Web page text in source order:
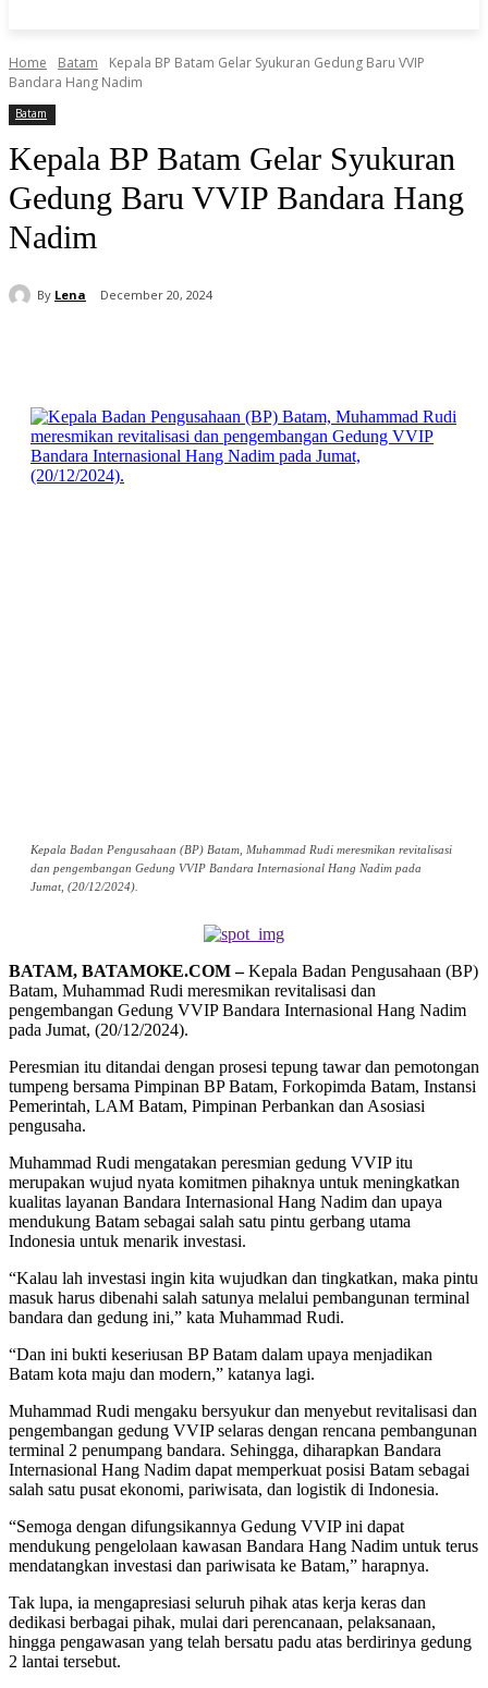
Home Batam
Kepala BP Batam Gelar Syukuran Gedung Baru VVIP
Bandara Hang Nadim
Batam
Kepala BP Batam Gelar Syukuran
Gedung Baru VVIP Bandara Hang
Nadim
By Lena December 20, 2024
Kepala Badan Pengusahaan (BP) Batam, Muhammad Rudi meresmikan revitalisasi
dan pengembangan Gedung VVIP Bandara Internasional Hang Nadim pada
Jumat, (20/12/2024).
BATAM, BATAMOKE.COM –Kepala Badan Pengusahaan (BP)
Batam, Muhammad Rudi meresmikan revitalisasi dan
pengembangan Gedung VVIP Bandara Internasional Hang Nadim
pada Jumat, (20/12/2024).
Peresmian itu ditandai dengan prosesi tepung tawar dan pemotongan
tumpeng bersama Pimpinan BP Batam, Forkopimda Batam, Instansi
Pemerintah, LAM Batam, Pimpinan Perbankan dan Asosiasi
pengusaha.
Muhammad Rudi mengatakan peresmian gedung VVIP itu
merupakan wujud nyata komitmen pihaknya untuk meningkatkan
kualitas layanan Bandara Internasional Hang Nadim dan upaya
mendukung Batam sebagai salah satu pintu gerbang utama
Indonesia untuk menarik investasi.
“Kalau lah investasi ingin kita wujudkan dan tingkatkan, maka pintu
masuk harus dibenahi salah satunya melalui pembangunan terminal
bandara dan gedung ini,” kata Muhammad Rudi.
“Dan ini bukti keseriusan BP Batam dalam upaya menjadikan
Batam kota maju dan modern,” katanya lagi.
Muhammad Rudi mengaku bersyukur dan menyebut revitalisasi dan
pengembangan gedung VVIP selaras dengan rencana pembangunan
terminal 2 penumpang bandara. Sehingga, diharapkan Bandara
Internasional Hang Nadim dapat memperkuat posisi Batam sebagai
salah satu pusat ekonomi, pariwisata, dan logistik di Indonesia.
“Semoga dengan difungsikannya Gedung VVIP ini dapat
mendukung pengelolaan kawasan Bandara Hang Nadim untuk terus
mendatangkan investasi dan pariwisata ke Batam,” harapnya.
Tak lupa, ia mengapresiasi seluruh pihak atas kerja keras dan
dedikasi berbagai pihak, mulai dari perencanaan, pelaksanaan,
hingga pengawasan yang telah bersatu padu atas berdirinya gedung
2 lantai tersebut.